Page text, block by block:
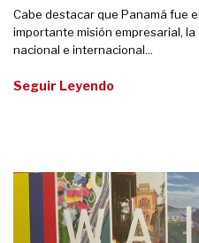
Cabe destacar que Panamá fue
importante misión empresarial,
nacional e internacional...
Seguir Leyendo